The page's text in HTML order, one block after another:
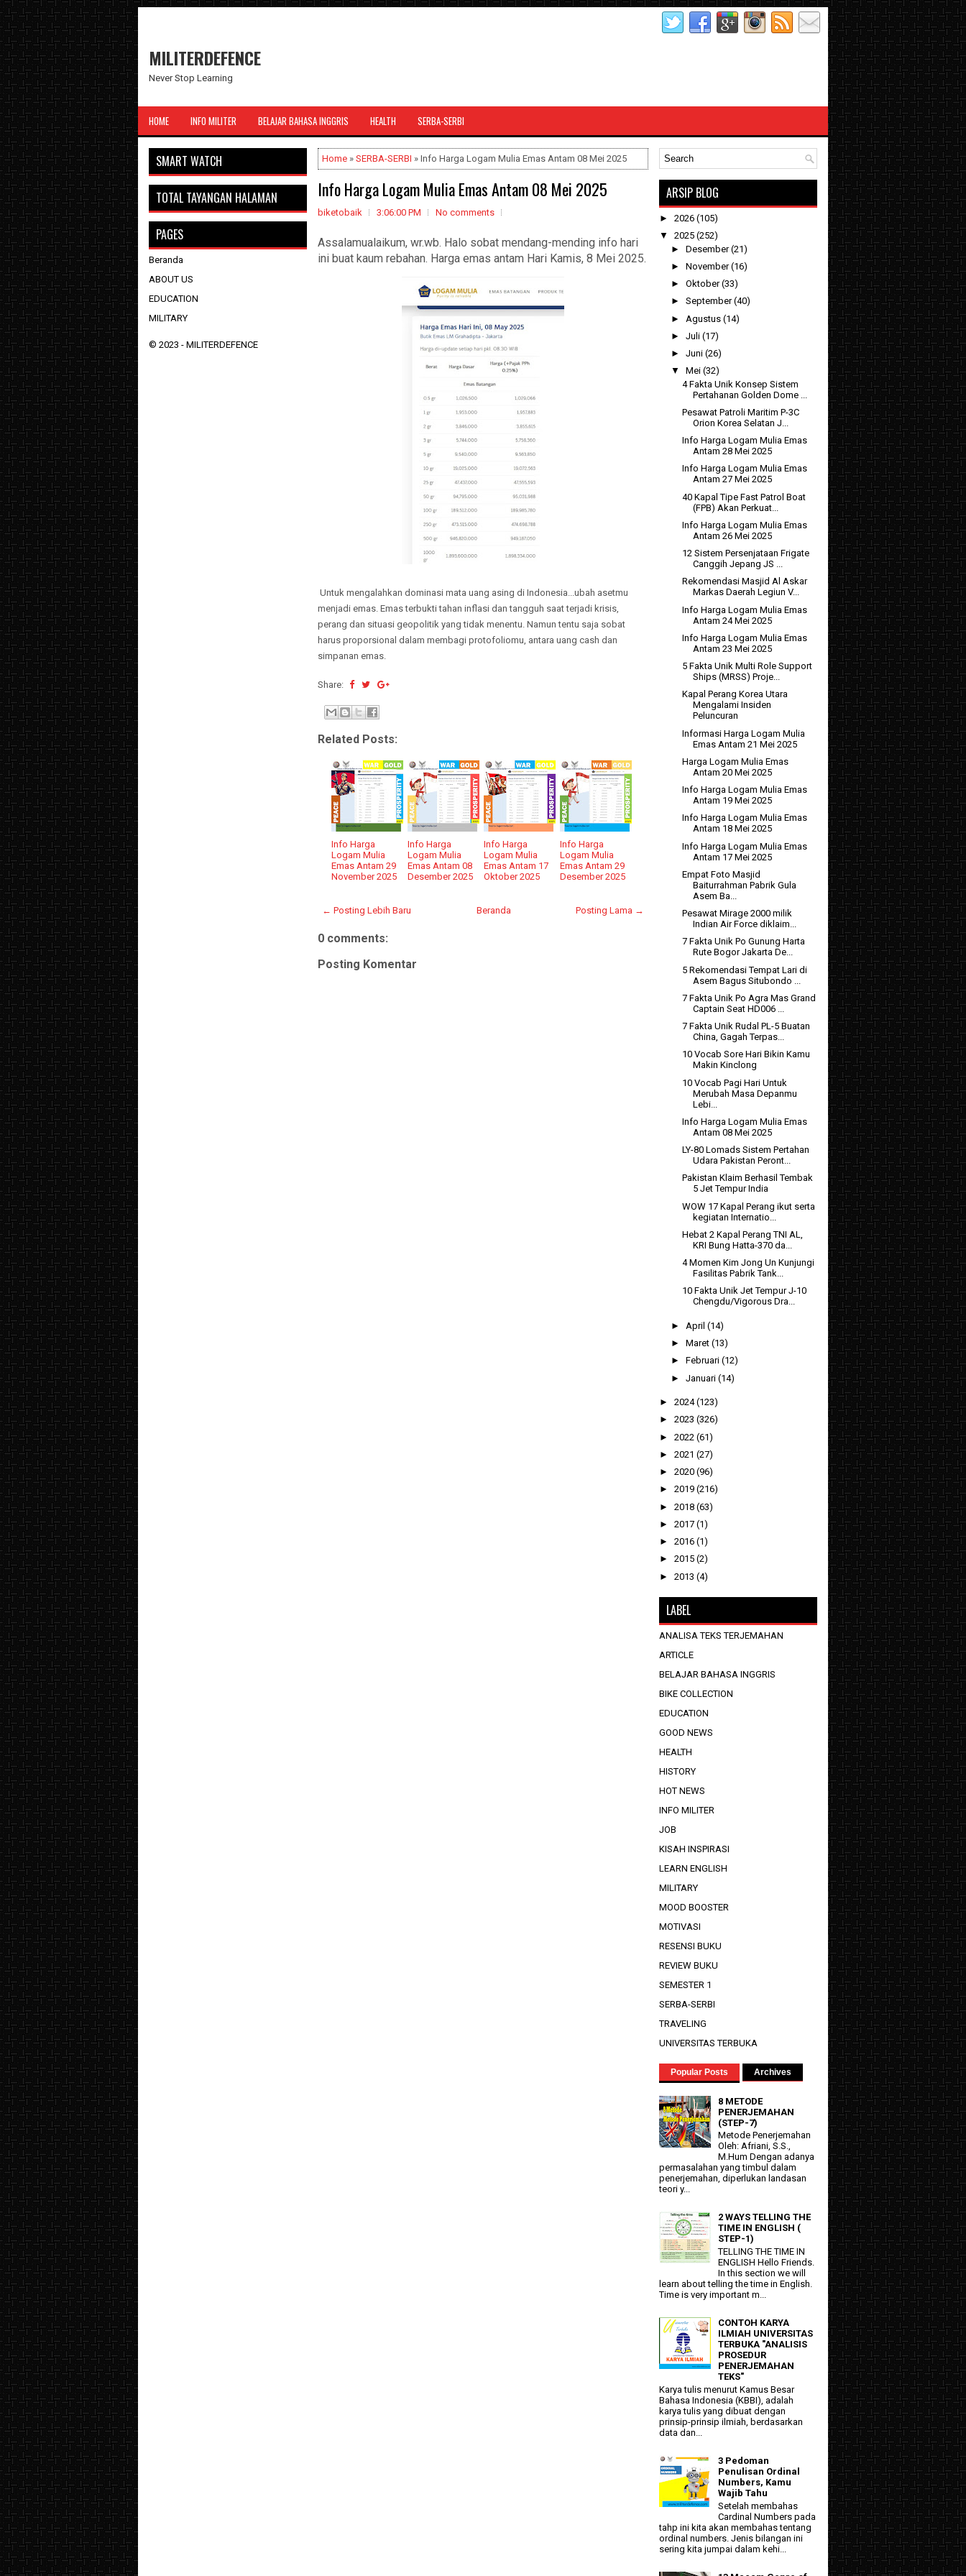
MILITERDEFENCE
Never Stop Learning
HOME INFO MILITER BELAJAR BAHASA INGGRIS HEALTH SERBA-SERBI
Home » SERBA-SERBI » Info Harga Logam Mulia Emas Antam 08 Mei 2025
Info Harga Logam Mulia Emas Antam 08 Mei 2025
biketobaik 3:06:00 PM No comments
Assalamualaikum, wr.wb. Halo sobat mendang-mending info hari
ini buat kaum rebahan. Harga emas antam Hari Kamis, 8 Mei 2025.
Untuk mengalahkan dominasi mata uang asing di Indonesia...ubah asetmu
menjadi emas. Emas terbukti tahan inflasi dan tangguh saat terjadi krisis,
perang dan situasi geopolitik yang tidak menentu. Namun tentu saja sobat
harus proporsional dalam membagi protofoliomu, antara uang cash dan
simpanan emas.
Share:
Related Posts:
Info Harga
Logam Mulia
Emas Antam 29
November 2025
Info Harga
Logam Mulia
Emas Antam 08
Desember 2025
Info Harga
Logam Mulia
Emas Antam 17
Oktober 2025
Info Harga
Logam Mulia
Emas Antam 29
Desember 2025
← Posting Lebih Baru Posting Lama →
Beranda
0 comments:
Posting Komentar
SMART WATCH
TOTAL TAYANGAN HALAMAN
PAGES
Beranda
ABOUT US
EDUCATION
MILITARY
© 2023 - MILITERDEFENCE
ARSIP BLOG
► 2026 (105)
▼ 2025 (252)
► Desember(21)
► November(16)
► Oktober(33)
► September(40)
► Agustus (14)
► Juli (17)
► Juni (26)
▼ Mei (32)
4 Fakta Unik Konsep Sistem
Pertahanan Golden Dome ...
Pesawat Patroli Maritim P-3C
Orion Korea Selatan J...
Info Harga Logam Mulia Emas
Antam 28 Mei 2025
Info Harga Logam Mulia Emas
Antam 27 Mei 2025
40 Kapal Tipe Fast Patrol Boat
(FPB) Akan Perkuat...
Info Harga Logam Mulia Emas
Antam 26 Mei 2025
12 Sistem Persenjataan Frigate
Canggih Jepang JS ...
Rekomendasi Masjid Al Askar
Markas Daerah Legiun V...
Info Harga Logam Mulia Emas
Antam 24 Mei 2025
Info Harga Logam Mulia Emas
Antam 23 Mei 2025
5 Fakta Unik Multi Role Support
Ships (MRSS) Proje...
Kapal Perang Korea Utara
Mengalami Insiden
Peluncuran
Informasi Harga Logam Mulia
Emas Antam 21 Mei 2025
Harga Logam Mulia Emas
Antam 20 Mei 2025
Info Harga Logam Mulia Emas
Antam 19 Mei 2025
Info Harga Logam Mulia Emas
Antam 18 Mei 2025
Info Harga Logam Mulia Emas
Antam 17 Mei 2025
Empat Foto Masjid
Baiturrahman Pabrik Gula
Asem Ba...
Pesawat Mirage 2000 milik
Indian Air Force diklaim...
7 Fakta Unik Po Gunung Harta
Rute Bogor Jakarta De...
5 Rekomendasi Tempat Lari di
Asem Bagus Situbondo ...
7 Fakta Unik Po Agra Mas Grand
Captain Seat HD006 ...
7 Fakta Unik Rudal PL-5 Buatan
China, Gagah Terpas...
10 Vocab Sore Hari Bikin Kamu
Makin Kinclong
10 Vocab Pagi Hari Untuk
Merubah Masa Depanmu
Lebi...
Info Harga Logam Mulia Emas
Antam 08 Mei 2025
LY-80 Lomads Sistem Pertahan
Udara Pakistan Peront...
Pakistan Klaim Berhasil Tembak
5 Jet Tempur India
WOW 17 Kapal Perang ikut serta
kegiatan Internatio...
Hebat 2 Kapal Perang TNI AL,
KRI Bung Hatta-370 da...
4 Momen Kim Jong Un Kunjungi
Fasilitas Pabrik Tank...
10 Fakta Unik Jet Tempur J-10
Chengdu/Vigorous Dra...
► April (14)
► Maret (13)
► Februari (12)
► Januari (14)
► 2024(123)
► 2023 (326)
► 2022 (61)
► 2021 (27)
► 2020 (96)
► 2019 (216)
► 2018 (63)
► 2017 (1)
► 2016 (1)
► 2015 (2)
► 2013 (4)
LABEL
ANALISA TEKS TERJEMAHAN
ARTICLE
BELAJAR BAHASA INGGRIS
BIKE COLLECTION
EDUCATION
GOOD NEWS
HEALTH
HISTORY
HOT NEWS
INFO MILITER
JOB
KISAH INSPIRASI
LEARN ENGLISH
MILITARY
MOOD BOOSTER
MOTIVASI
RESENSI BUKU
REVIEW BUKU
SEMESTER 1
SERBA-SERBI
TRAVELING
UNIVERSITAS TERBUKA
Popular Posts Archives
8 METODE
PENERJEMAHAN
(STEP-7)
Metode Penerjemahan
Oleh: Afriani, S.S.,
M.Hum Dengan adanya
permasalahan yang timbul dalam
penerjemahan, diperlukan landasan
teori y...
2 WAYS TELLING THE
TIME IN ENGLISH (
STEP-1)
TELLING THE TIME IN
ENGLISH Hello Friends.
In this section we will
learn about telling the time in English.
Time is very important m...
CONTOH KARYA
ILMIAH UNIVERSITAS
TERBUKA "ANALISIS
PROSEDUR
PENERJEMAHAN
TEKS"
Karya tulis menurut Kamus Besar
Bahasa Indonesia (KBBI), adalah
karya tulis yang dibuat dengan
prinsip-prinsip ilmiah, berdasarkan
data dan...
3 Pedoman
Penulisan Ordinal
Numbers, Kamu
Wajib Tahu
Setelah membahas
Cardinal Numbers pada
tahp ini kita akan membahas tentang
ordinal numbers. Jenis bilangan ini
sering kita jumpai dalam kehi...